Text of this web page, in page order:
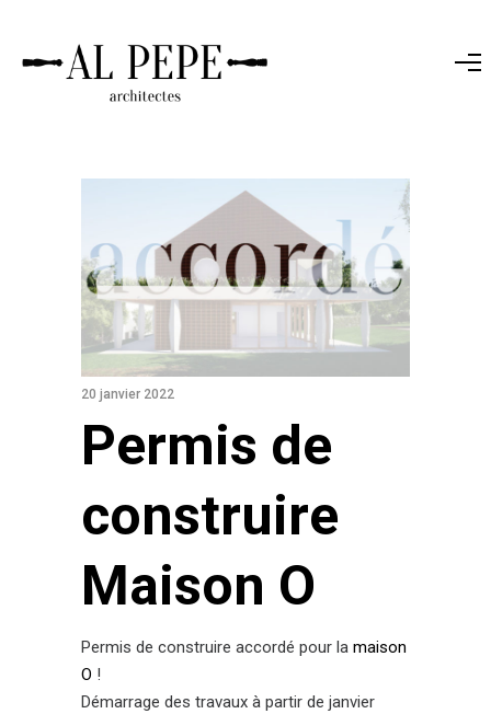
20 janvier 2022
Permis de
construire
Maison O
Permis de construire accordé pour la maison
O !
Démarrage des travaux à partir de janvier